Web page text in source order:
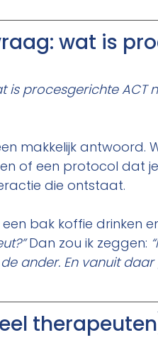
wat is
is procesgerichte ACT
makkelijk
of een protocol dat
die ontstaat.
bak koffie drinken
Dan zou ik zeggen:
ander. En vanuit daar